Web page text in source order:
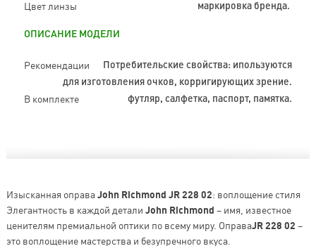
Цвет линзы маркировка бренда.
ОПИСАНИЕ МОДЕЛИ
Рекомендации
Потребительские свойства: ипользуются
для изготовления очков, корригирующих зрение.
В комплекте футляр, салфетка, паспорт, памятка.
Изысканная оправаJohn Richmond JR 228 02: воплощение стиля
Элегантность в каждой детали John Richmond – имя, известное
ценителям премиальной оптики по всему миру. ОправаJR 228 02 –
это воплощение мастерства и безупречного вкуса.